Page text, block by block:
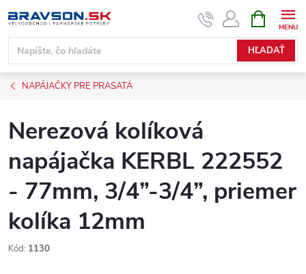
na
obsah
HĽADAŤ
KOŠÍK
NAPÁJAČKY PRE PRASATÁ
Nerezová kolíková
napájačka KERBL 222552
- 77mm, 3/4”-3/4”, priemer
kolíka 12mm
Kód: 1130